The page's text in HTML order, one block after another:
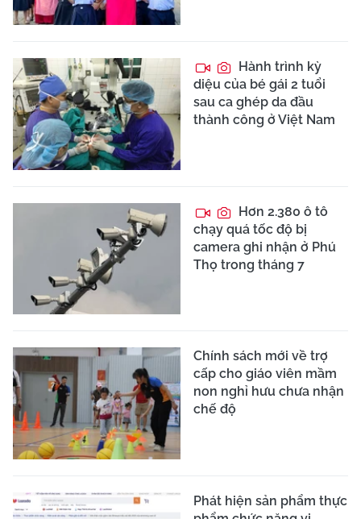
Hành trình kỳ
diệu của bé gái 2 tuổi
sau ca ghép da đầu
thành công ở Việt Nam
Hơn 2.380 ô tô
chạy quá tốc độ bị
camera ghi nhận ở Phú
Thọ trong tháng 7
Chính sách mới về trợ
cấp cho giáo viên mầm
non nghỉ hưu chưa nhận
chế độ
Phát hiện sản phẩm thực